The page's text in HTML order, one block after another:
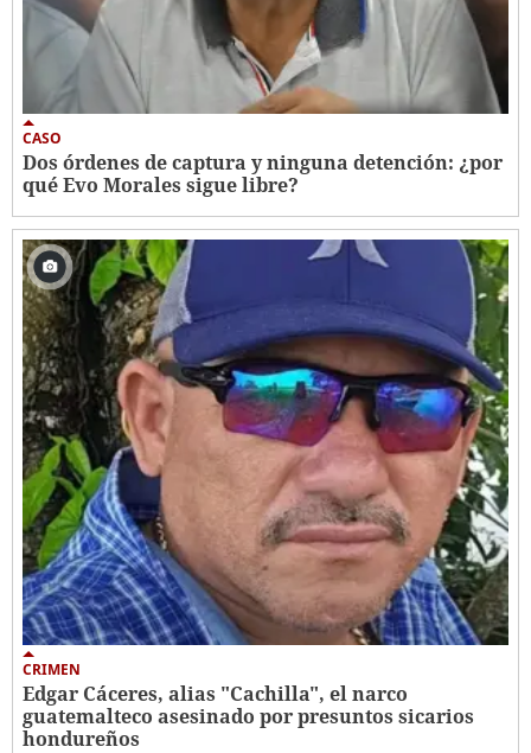
CASO
Dos órdenes de captura y ninguna detención: ¿por
qué Evo Morales sigue libre?
CRIMEN
Edgar Cáceres, alias "Cachilla", el narco
guatemalteco asesinado por presuntos sicarios
hondureños